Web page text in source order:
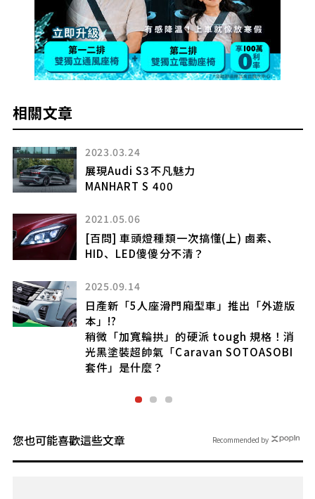
相關文章
2023.03.24
展現Audi S3不凡魅力
MANHART S 400
2021.05.06
[百問] 車頭燈種類一次搞懂(上) 鹵素、
HID、LED傻傻分不清？
2025.09.14
日產新「5人座滑門廂型車」推出「外遊版
本」!?
稍微「加寬輪拱」的硬派 tough 規格！消
光黑塗裝超帥氣「Caravan SOTOASOBI
套件」是什麼？
您也可能喜歡這些文章 Recommended by